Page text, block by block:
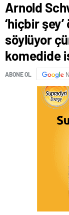
Arnold
‘hiçbir şey’
söylüyor
komedide
ABONE OL